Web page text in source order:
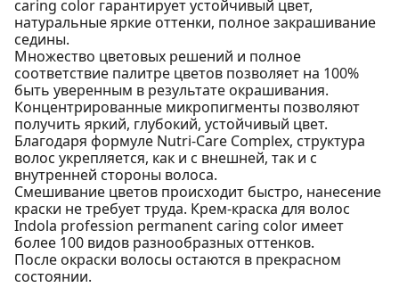
caring color гарантирует устойчивый цвет,
натуральные яркие оттенки, полное закрашивание
седины.
Множество цветовых решений и полное
соответствие палитре цветов позволяет на 100%
быть уверенным в результате окрашивания.
Концентрированные микропигменты позволяют
получить яркий, глубокий, устойчивый цвет.
Благодаря формуле Nutri-Care Complex, структура
волос укрепляется, как и с внешней, так и с
внутренней стороны волоса.
Смешивание цветов происходит быстро, нанесение
краски не требует труда. Крем-краска для волос
Indola profession permanent caring color имеет
более 100 видов разнообразных оттенков.
После окраски волосы остаются в прекрасном
состоянии.